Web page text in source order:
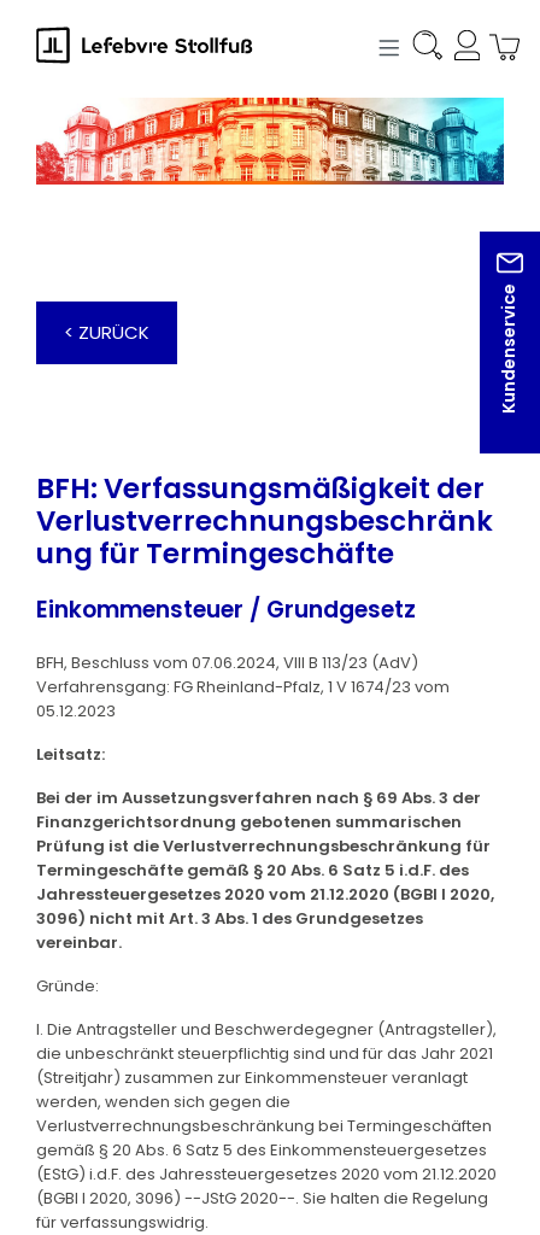
springen
Kundenservice
< ZURÜCK
BFH: Verfassungsmäßigkeit der
Verlustverrechnungsbeschränk
ung für Termingeschäfte
Einkommensteuer / Grundgesetz
BFH, Beschluss vom 07.06.2024, VIII B 113/23 (AdV)
Verfahrensgang: FG Rheinland-Pfalz, 1 V 1674/23 vom
05.12.2023
Leitsatz:
Bei der im Aussetzungsverfahren nach § 69 Abs. 3 der
Finanzgerichtsordnung gebotenen summarischen
Prüfung ist die Verlustverrechnungsbeschränkung für
Termingeschäfte gemäß § 20 Abs. 6 Satz 5 i.d.F. des
Jahressteuergesetzes 2020 vom 21.12.2020 (BGBl I 2020,
3096) nicht mit Art. 3 Abs. 1 des Grundgesetzes
vereinbar.
Gründe:
I. Die Antragsteller und Beschwerdegegner (Antragsteller),
die unbeschränkt steuerpflichtig sind und für das Jahr 2021
(Streitjahr) zusammen zur Einkommensteuer veranlagt
werden, wenden sich gegen die
Verlustverrechnungsbeschränkung bei Termingeschäften
gemäß § 20 Abs. 6 Satz 5 des Einkommensteuergesetzes
(EStG) i.d.F. des Jahressteuergesetzes 2020 vom 21.12.2020
(BGBl I 2020, 3096) --JStG 2020--. Sie halten die Regelung
für verfassungswidrig.